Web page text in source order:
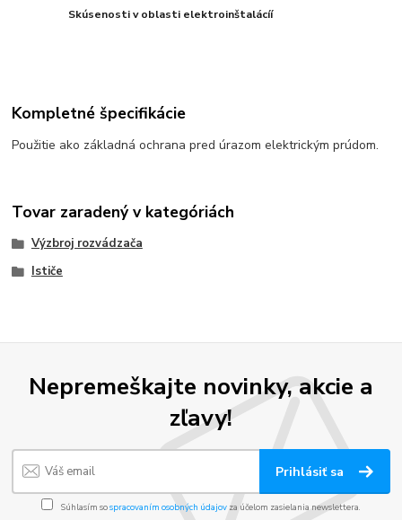
Skúsenosti v oblasti elektroinštalácíí
Kompletné špecifikácie
Použitie ako základná ochrana pred úrazom elektrickým prúdom.
Tovar zaradený v kategóriách
Výzbroj rozvádzača
Ističe
Nepremeškajte novinky, akcie a
zľavy!
Prihlásiť sa
Súhlasím sospracovaním osobných údajov za účelom zasielania newslettera.